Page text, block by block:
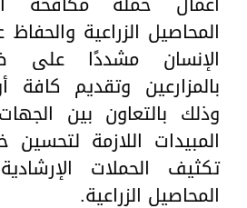
المحاصيل الزراعية
الإنسان مشددًا على
بالمزارعين وتقديم
وذلك بالتعاون بين
المبيدات اللازمة
تكثيف الحملات
المحاصيل الزراعية.